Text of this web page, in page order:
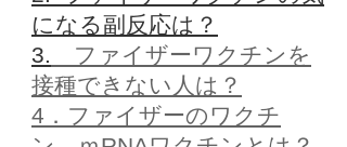
になる副反応は？
3. ​ ファイザーワクチンを
接種できない人は？
4．ファイザーのワクチ